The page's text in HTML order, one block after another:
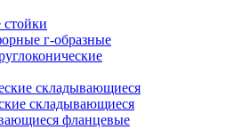
г-образные
складывающиеся
складывающиеся
фланцевые